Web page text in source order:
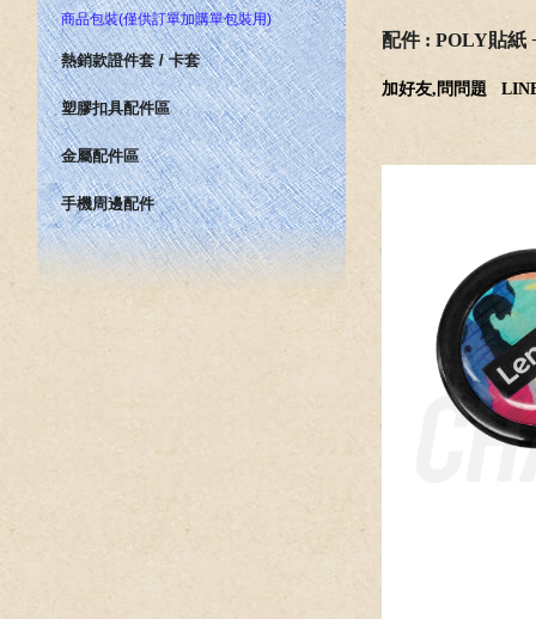
商品包裝(僅供訂單加購單包裝用)
熱銷款證件套 / 卡套
塑膠扣具配件區
金屬配件區
手機周邊配件
配件 : POLY貼紙
加好友,問問題